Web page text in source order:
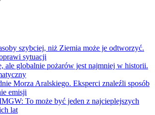
szybciej, niż Ziemia może je odtworzyć.
sytuacji
ale globalnie pożarów jest najmniej w historii.
Morza Aralskiego. Eksperci znaleźli sposób
emisji
To może być jeden z najcieplejszych
lat